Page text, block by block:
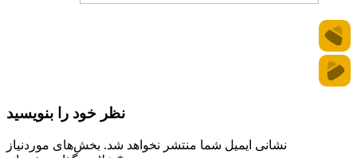
نظر خود را بنویسید
نشانی ایمیل شما منتشر نخواهد شد. بخش‌های موردنیاز